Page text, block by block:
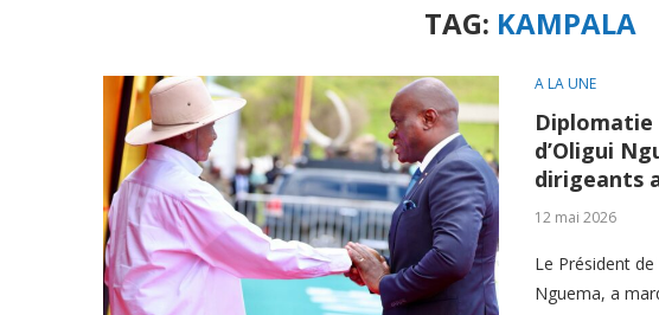
TAG: KAMPALA
A LA UNE
Diplomatie
d’Oligui
dirigeants
12 mai 2026
Le Président de
Nguema, a